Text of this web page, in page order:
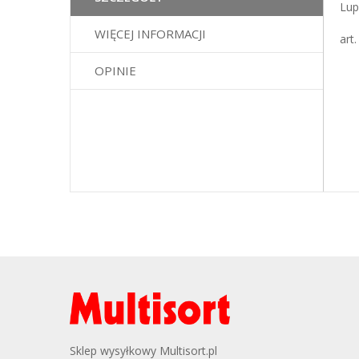
WIĘCEJ INFORMACJI
OPINIE
Sklep wysyłkowy Multisort.pl